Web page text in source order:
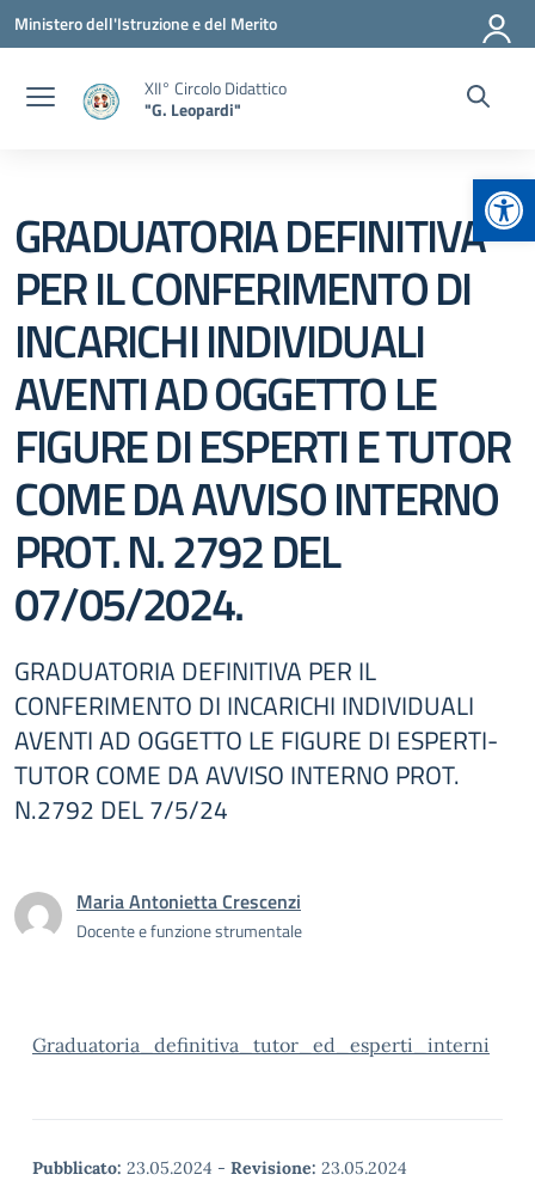
Vai ai contenuti
Vai al menu di navigazione
Vai al footer
Ministero dell'Istruzione e del Merito
XII° Circolo Didattico
"G. Leopardi"
GRADUATORIA DEFINITIVA
PER IL CONFERIMENTO DI
INCARICHI INDIVIDUALI
AVENTI AD OGGETTO LE
FIGURE DI ESPERTI E TUTOR
COME DA AVVISO INTERNO
PROT. N. 2792 DEL
07/05/2024.
GRADUATORIA DEFINITIVA PER IL
CONFERIMENTO DI INCARICHI INDIVIDUALI
AVENTI AD OGGETTO LE FIGURE DI ESPERTI-
TUTOR COME DA AVVISO INTERNO PROT.
N.2792 DEL 7/5/24
Maria Antonietta Crescenzi
Docente e funzione strumentale
Graduatoria_definitiva_tutor_ed_esperti_interni
Pubblicato: 23.05.2024 - Revisione: 23.05.2024